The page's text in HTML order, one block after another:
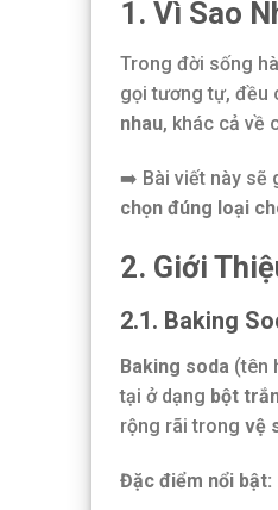
1. Vì Sao
Trong đời sống
gọi tương tự, đều
nhau, khác cả về
➡️ Bài viết này sẽ
chọn đúng loại
2. Giới
2.1. Baking
Baking soda (tên
tại ở dạng bột
rộng rãi trong vệ
Đặc điểm nổi bật: